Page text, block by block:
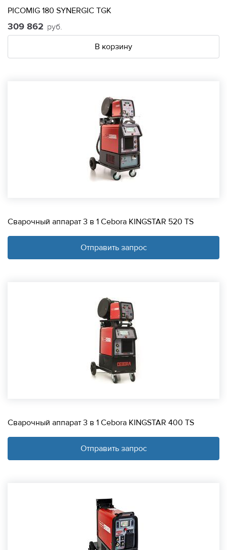
PICOMIG 180 SYNERGIC TGK
309 862 руб.
В корзину
Сварочный аппарат 3 в 1 Cebora KINGSTAR 520 TS
Отправить запрос
Сварочный аппарат 3 в 1 Cebora KINGSTAR 400 TS
Отправить запрос